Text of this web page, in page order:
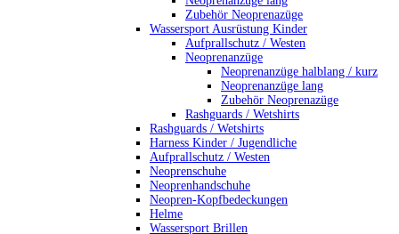
Zubehör Neoprenazüge
Wassersport Ausrüstung Kinder
Aufprallschutz / Westen
Neoprenanzüge
Neoprenanzüge halblang / kurz
Neoprenanzüge lang
Zubehör Neoprenazüge
Rashguards / Wetshirts
Rashguards / Wetshirts
Harness Kinder / Jugendliche
Aufprallschutz / Westen
Neoprenschuhe
Neoprenhandschuhe
Neopren-Kopfbedeckungen
Helme
Wassersport Brillen